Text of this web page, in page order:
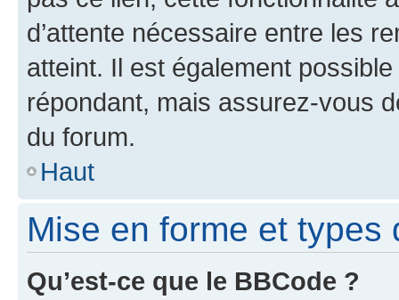
d’attente nécessaire entre les
atteint. Il est également
répondant, mais assurez-vous
du forum.
Haut
Mise en forme et types
Qu’est-ce que le BBCode ?